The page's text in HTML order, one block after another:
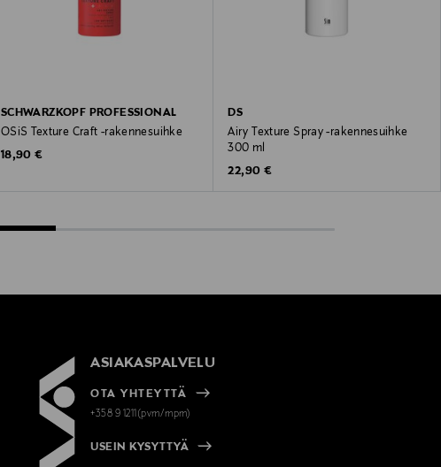
SCHWARZKOPF PROFESSIONAL
OSiS Texture Craft -rakennesuihke
Original Price
18,90 €
DS
Airy Texture Spray -rakennesuihke
300 ml
Original Price
22,90 €
ASIAKASPALVELU
OTA YHTEYTTÄ
+358 9 1211(pvm/mpm)
USEIN KYSYTTYÄ